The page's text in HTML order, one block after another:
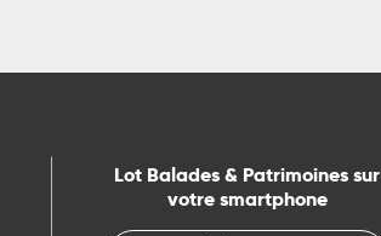
Lot Balades & Patrimoines sur
votre smartphone